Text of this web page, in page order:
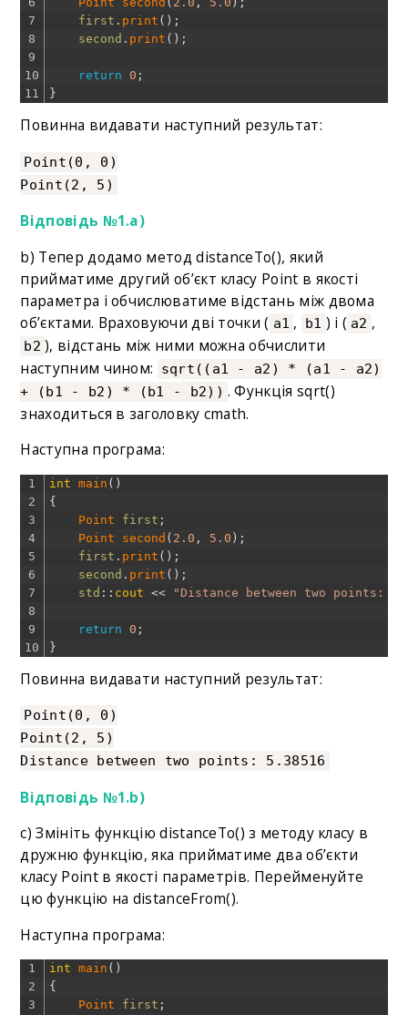
7
8
9
10
11
first . print ( ) ;
second . print ( ) ;
return 0 ;
}
Повинна видавати наступний результат:
Point(0, 0)
Point(2, 5)
Відповідь №1.а)
b) Тепер додамо метод distanceTo(), який
прийматиме другий об’єкт класу Point в якості
параметра і обчислюватиме відстань між двома
об’єктами. Враховуючи дві точки ( a1 , b1 ) і ( a2 ,
b2 ), відстань між ними можна обчислити
наступним чином:
sqrt((a1 - a2) * (a1 - a2)
+ (b1 - b2) * (b1 - b2)) . Функція sqrt()
знаходиться в заголовку cmath.
Наступна програма:
1
2
3
4
5
6
7
8
9
10
int main ( )
{
Point first ;
Point second ( 2.0 , 5.0 ) ;
first . print ( ) ;
second . print ( ) ;
std :: cout << "Distance between two points: "
return 0 ;
}
Повинна видавати наступний результат:
Point(0, 0)
Point(2, 5)
Distance between two points: 5.38516
Відповідь №1.b)
c) Змініть функцію distanceTo() з методу класу в
дружню функцію, яка прийматиме два об’єкти
класу Point в якості параметрів. Перейменуйте
цю функцію на distanceFrom().
Наступна програма:
1
2
3
int main ( )
{
Point first ;